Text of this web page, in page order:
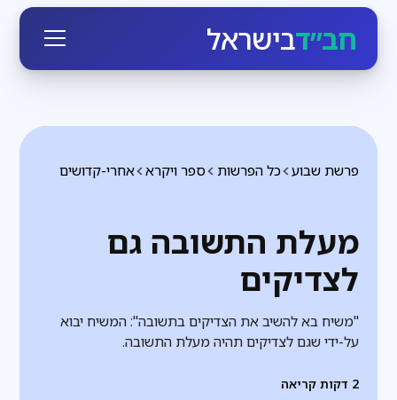
חב״דבישראל
אחרי-קדושים ספר ויקרא כל הפרשות פרשת שבוע
מעלת התשובה גם
לצדיקים
"משיח בא להשיב את הצדיקים בתשובה": המשיח יבוא
על-ידי שגם לצדיקים תהיה מעלת התשובה.
2 דקות קריאה